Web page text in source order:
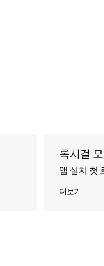
록시걸
앱 설치 첫
더보기